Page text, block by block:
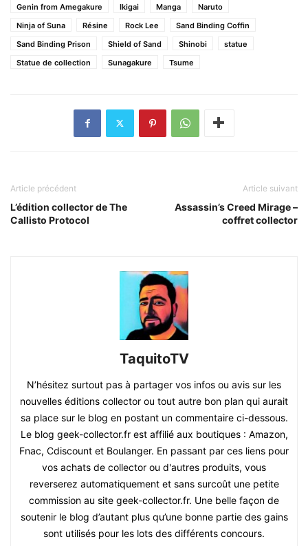
Genin from Amegakure
Ikigai Manga
Naruto
Ninja of Suna
Résine Rock Lee
Sand Binding Coffin
Sand Binding Prison
Shield of Sand Shinobi
statue
Statue de collection
Sunagakure Tsume
Article précédent
L’édition collector de The
Callisto Protocol
Article suivant
Assassin’s Creed Mirage –
coffret collector
TaquitoTV
N’hésitez surtout pas à partager vos infos ou avis sur les
nouvelles éditions collector ou tout autre bon plan qui aurait
sa place sur le blog en postant un commentaire ci-dessous.
Le blog geek-collector.fr est affilié aux boutiques : Amazon,
Fnac, Cdiscount et Boulanger. En passant par ces liens pour
vos achats de collector ou d'autres produits, vous
reverserez automatiquement et sans surcoût une petite
commission au site geek-collector.fr. Une belle façon de
soutenir le blog d’autant plus qu’une bonne partie des gains
sont utilisés pour les lots des différents concours.